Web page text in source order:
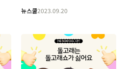
뉴스쿨2023.09.20